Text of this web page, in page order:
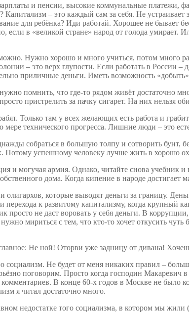
и пенсии, высокие коммунальные платежи,
– это каждый сам за себя. Не
для ребёнка? Иди работай. Хорошее не бывает
если в «великой стране» народ от голода умирает.
Нужно хорошо и много учиться, потом много
– это верх глупости. Если работать в
приличные деньги. Иметь возможность
помнить, что где-то рядом живёт достаточно
пристрелить за пачку сигарет. На них нельзя
Только там у всех желающих есть работа и
мере технического прогресса. Лишние люди – это
собраться в большую толпу и сотворить бунт,
Потому успешному человеку лучше жить в хорошо
и могучая армия. Однако, читайте снова учебник
дома. Когда кипение в народе
которые выводят деньги за границу.
перехода к развитому капитализму, когда крупный
просто не даст воровать у себя деньги. В
нужно мириться с тем, что кто-то хочет откусить
Не ной! Оторви уже задницу от дивана!
социализм. Не будет от меня никаких правил –
поговорим. Просто когда господин Макаревич
комментариев. В конце 60-х годов в Москве не
я читал достаточно много.
недостатке того социализма, в котором мы